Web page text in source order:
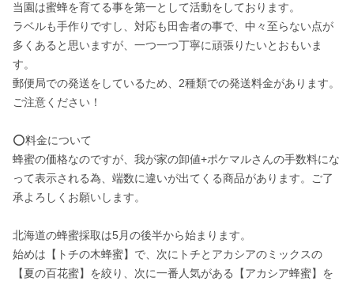
当園は蜜蜂を育てる事を第一として活動をしております。
ラベルも手作りですし、対応も田舎者の事で、中々至らない点が
多くあると思いますが、一つ一つ丁寧に頑張りたいとおもいま
す。
郵便局での発送をしているため、2種類での発送料金があります。
ご注意ください！
⭕️料金について
蜂蜜の価格なのですが、我が家の卸値+ポケマルさんの手数料にな
って表示される為、端数に違いが出てくる商品があります。ご了
承よろしくお願いします。
北海道の蜂蜜採取は5月の後半から始まります。
始めは【トチの木蜂蜜】で、次にトチとアカシアのミックスの
【夏の百花蜜】を絞り、次に一番人気がある【アカシア蜂蜜】を